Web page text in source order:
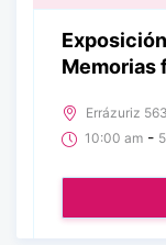
Memorias
Errázuriz 563
10:00 am -